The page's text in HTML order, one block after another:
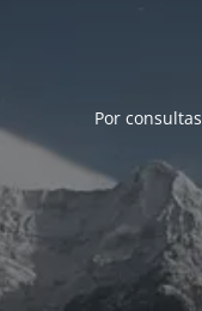
Por